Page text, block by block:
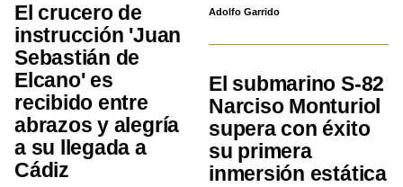
El crucero de
instrucción 'Juan
Sebastián de
Elcano' es
recibido entre
abrazos y alegría
a su llegada a
Cádiz
Adolfo Garrido
El submarino S-82
Narciso Monturiol
supera con éxito
su primera
inmersión estática